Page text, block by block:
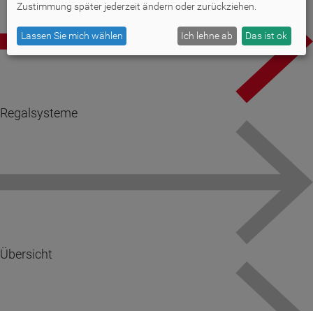
Regalsysteme
Übersicht
Zustimmung später jederzeit ändern oder zurückziehen.
Lassen Sie mich wählen Ich lehne ab Das ist ok